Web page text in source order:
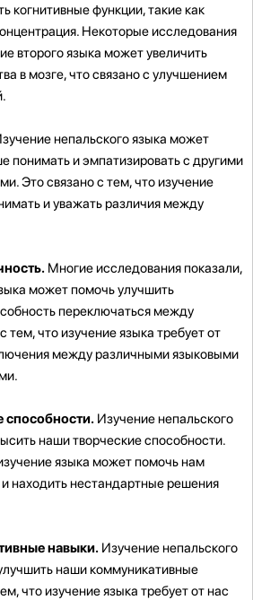
когнитивные функции, такие как
Некоторые исследования
второго языка может увеличить
в мозге, что связано с улучшением
непальского языка может
понимать и эмпатизировать с другими
Это связано с тем, что изучение
и уважать различия между
Многие исследования показали,
может помочь улучшить
переключаться между
тем, что изучение языка требует от
между различными языковыми
способности. Изучение непальского
наши творческие способности.
языка может помочь нам
находить нестандартные решения
навыки. Изучение непальского
наши коммуникативные
что изучение языка требует от нас